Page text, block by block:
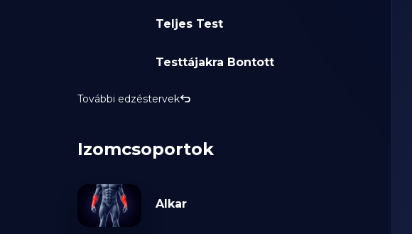
Teljes Test
Testtájakra Bontott
További edzéstervek
Izomcsoportok
Alkar